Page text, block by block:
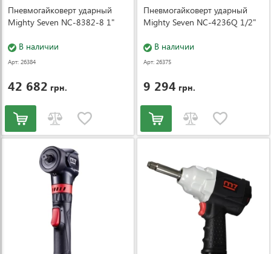
Пневмогайковерт ударный
Mighty Seven NC-8382-8 1"
В наличии
Арт: 26384
42 682 грн.
Пневмогайковерт ударный
Mighty Seven NC-4236Q 1/2"
В наличии
Арт: 26375
9 294 грн.